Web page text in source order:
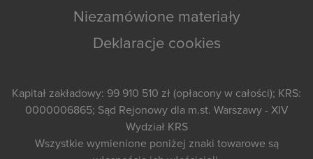
Niezamówione materiały
Deklaracje cookies
Kapitał zakładowy: 99 910 510 zł (opłacony w całości); KRS:
0000006865; Sąd Rejonowy dla m.st. Warszawy - XIV
Wydział KRS
Wszystkie wymienione poniżej znaki towarowe są